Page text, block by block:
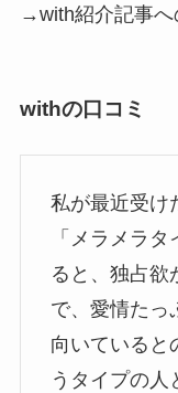
→with紹介記事へ
withの口コミ
私が最近受け
「メラメラ
ると、独占欲
で、愛情たっ
向いていると
うタイプの人